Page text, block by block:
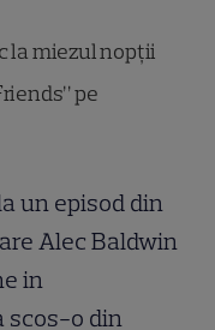
la miezul nopții
pe
un episod din
Alec Baldwin
in
scos-o din